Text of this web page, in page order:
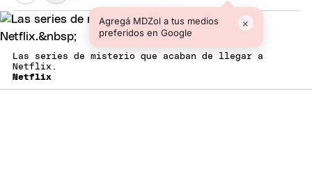
Agregá MDZol a tus medios
preferidos en Google
×
Las series de misterio que acaban de llegar a
Netflix.
Netflix